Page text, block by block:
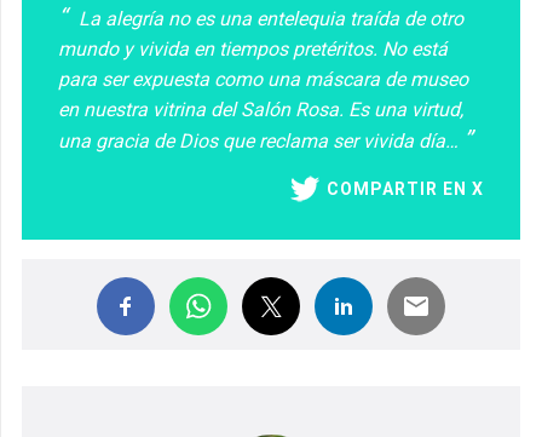
La alegría no es una entelequia traída de otro
mundo y vivida en tiempos pretéritos. No está
para ser expuesta como una máscara de museo
en nuestra vitrina del Salón Rosa. Es una virtud,
una gracia de Dios que reclama ser vivida día…
COMPARTIR EN X